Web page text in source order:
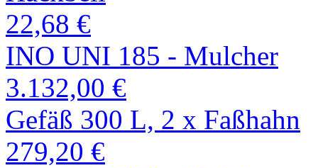
22,68 €
INO UNI 185 - Mulcher
3.132,00 €
Gefäß 300 L, 2 x Faßhahn
279,20 €